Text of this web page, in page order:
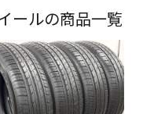
ールの商品一覧